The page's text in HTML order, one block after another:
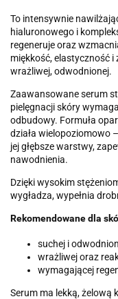
To intensywnie
hialuronowego i
regeneruje oraz
miękkość, elastyczność
wrażliwej, odwodnionej.
Zaawansowane serum
pielęgnacji skóry
odbudowy. Formuła
działa wielopoziomowo
jej głębsze warstwy,
nawodnienia.
Dzięki wysokim
wygładza, wypełnia
Rekomendowane dla
suchej i
wrażliwej oraz
wymagającej
Serum ma lekką, żelową